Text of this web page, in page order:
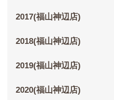
2017(福山神辺店)
2018(福山神辺店)
2019(福山神辺店)
2020(福山神辺店)